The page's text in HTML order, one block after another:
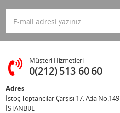
Müşteri Hizmetleri
0(212) 513 60 60
Adres
İstoç Toptancılar Çarşısı 17. Ada
İSTANBUL